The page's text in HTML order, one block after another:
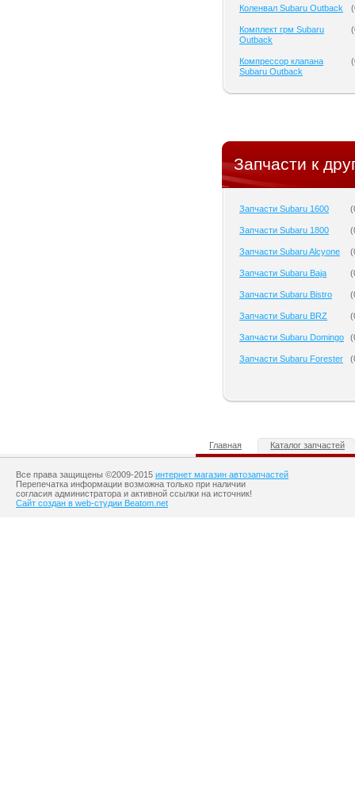
Коленвал Subaru Outback (
Комплект грм Subaru
Outback
(
Компрессор клапана
Subaru Outback
(
Запчасти к
Запчасти Subaru 1600 (
Запчасти Subaru 1800 (
Запчасти Subaru Alcyone (
Запчасти Subaru Baja (
Запчасти Subaru Bistro (
Запчасти Subaru BRZ (
Запчасти Subaru Domingo (
Запчасти Subaru Forester (
Главная Каталог запчастей
Все права защищены ©2009-2015 интернет магазин автозапчастей
Перепечатка информации возможна только при наличии
согласия администратора и активной ссылки на источник!
Сайт создан в web-студии Beatom.net